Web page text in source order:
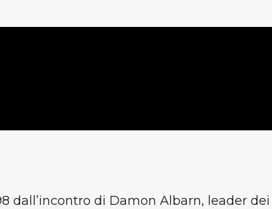
dall’incontro di Damon Albarn, leader dei